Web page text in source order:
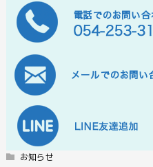
お知らせ